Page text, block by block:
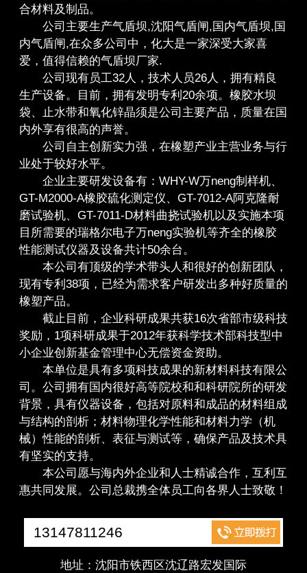
合材料及制品。
公司主要生产气盾坝,沈阳气盾闸,国内气盾坝,国
内气盾闸,在众多公司中，化大是一家深受大家喜
爱，值得信赖的气盾坝厂家.
公司现有员工32人，技术人员26人，拥有精良
生产设备。目前，拥有发明专利20余项。橡胶水坝
袋、止水带和氧化锌晶须是公司主要产品，质量在国
内外享有很高的声誉。
公司自主创新实力强，在橡塑产业主营业务与行
业处于较好水平。
企业主要研发设备有：WHY-W万neng制样机、
GT-M2000-A橡胶硫化测定仪、GT-7012-A阿克隆耐
磨试验机、GT-7011-D材料曲挠试验机以及实施本项
目所需要的瑞格尔电子万neng实验机等齐全的橡胶
性能测试仪器及设备共计50余台。
本公司有顶级的学术带头人和很好的创新团队，
现有专利38项，已经为需求客户研发出多种好质量的
橡塑产品。
截止目前，企业科研成果共获16次省部市级科技
奖励，1项科研成果于2012年获科学技术部科技型中
小企业创新基金管理中心无偿资金资助。
本单位是具有多项科技成果的新材料科技有限公
司。公司拥有国内很好高等院校和和科研院所的研发
背景，具有仪器设备，包括对原料和成品的材料组成
与结构的剖析；材料物理化学性能和材料力学（机
械）性能的剖析、表征与测试等，确保产品及技术具
有坚实的支持。
本公司愿与海内外企业和人士精诚合作，互利互
惠共同发展。公司总裁携全体员工向各界人士致敬！
13147811246
地址：沈阳市铁西区沈辽路宏发国际